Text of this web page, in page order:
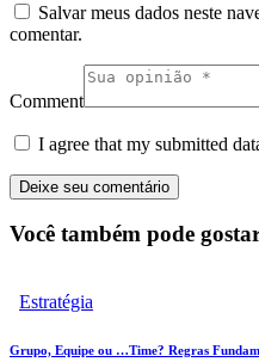
Salvar meus dados neste
comentar.
Comment
I agree that my submitted
Você também pode
Estratégia
Grupo, Equipe ou …Time? Regras